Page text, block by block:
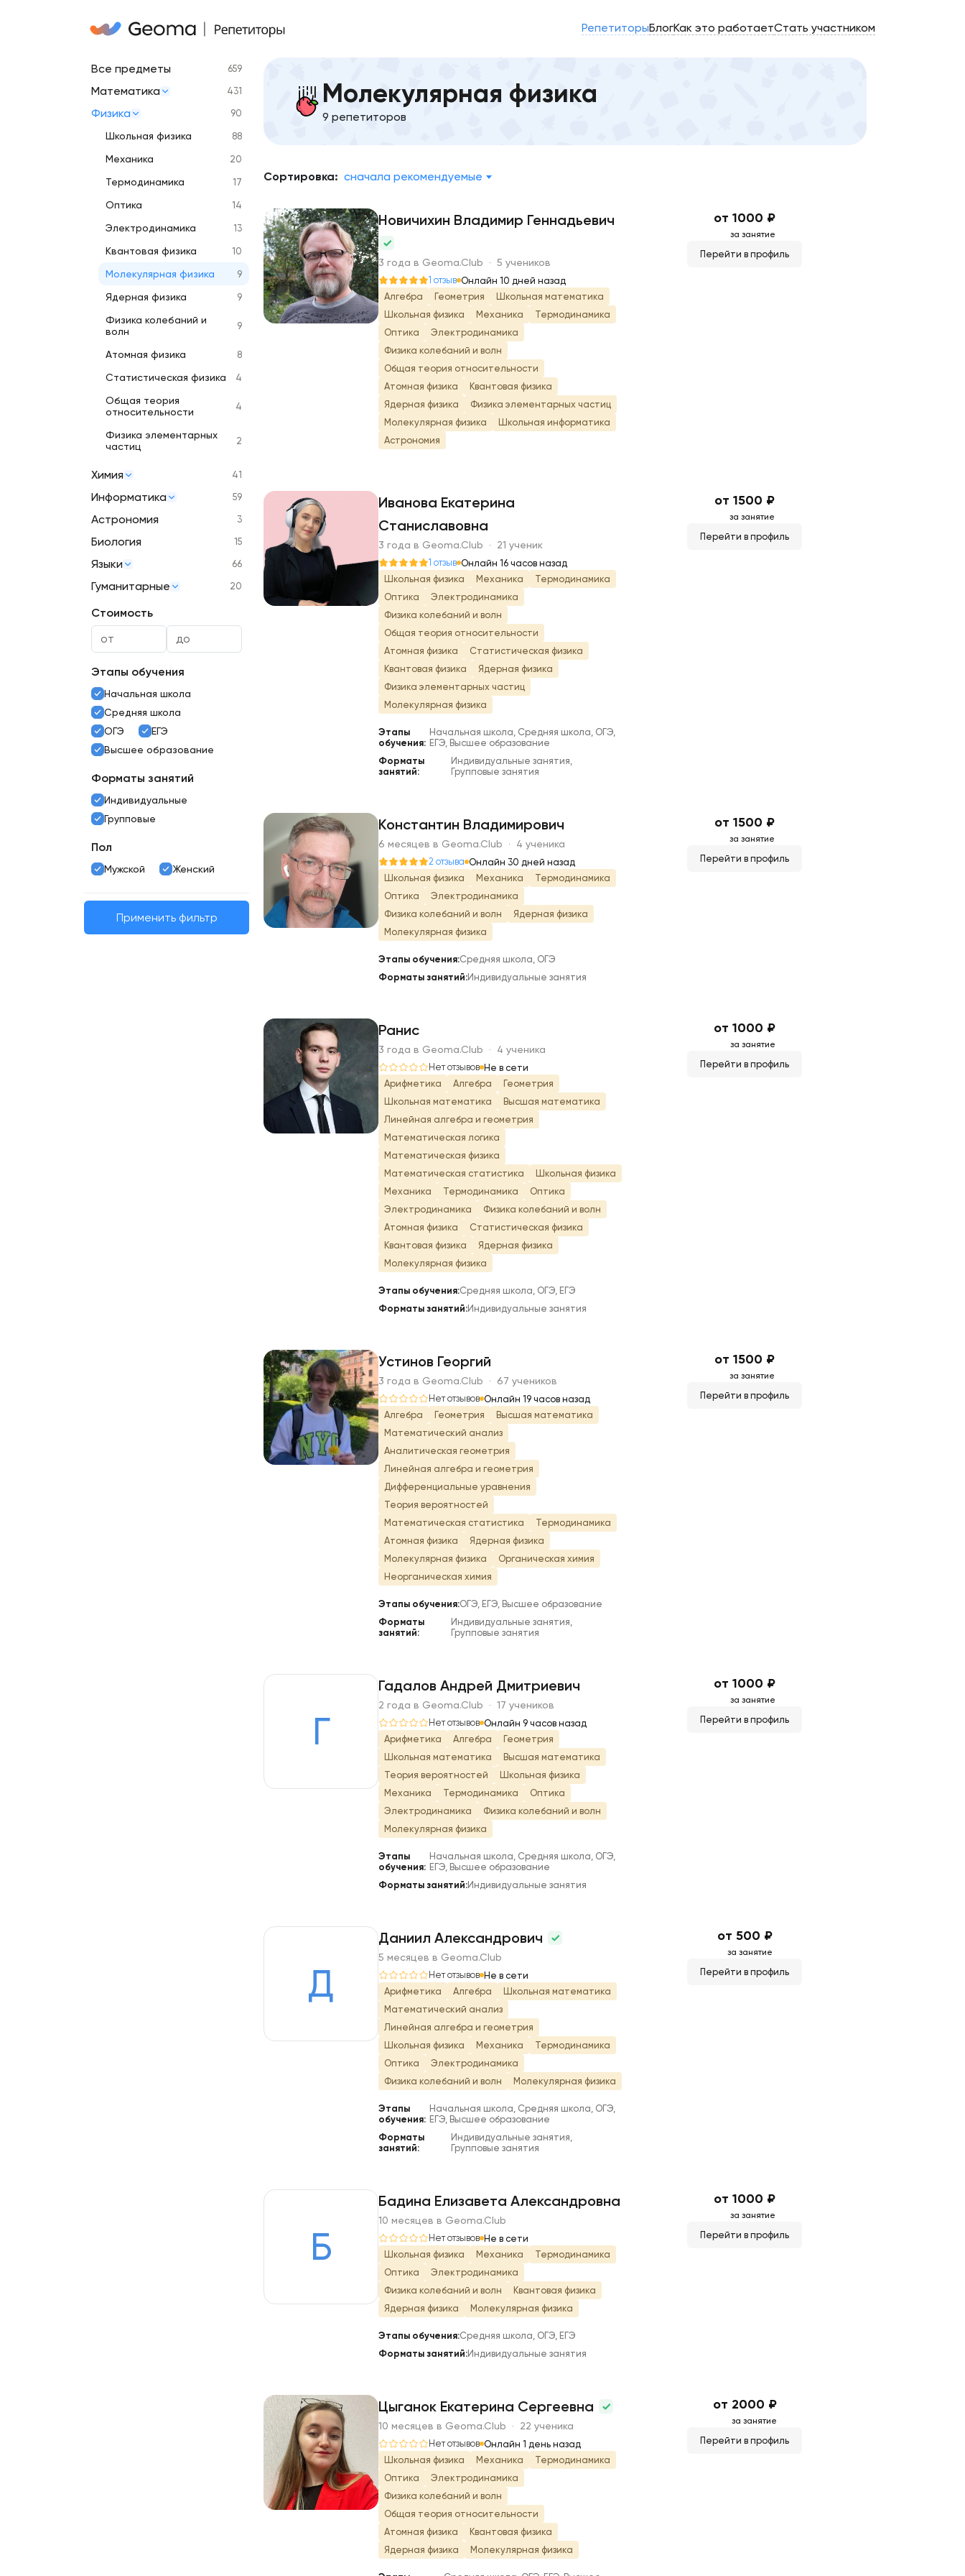
РепетиторыБлогКак это работаетСтать участником
Все предметы 659
Математика 431
Физика 90
Школьная физика 88
Механика 20
Термодинамика 17
Оптика 14
Электродинамика 13
Квантовая физика 10
Молекулярная физика 9
Ядерная физика 9
Физика колебаний и
волн
9
Атомная физика 8
Статистическая физика 4
Общая теория
относительности
4
Физика элементарных
частиц
2
Химия 41
Информатика 59
Астрономия 3
Биология 15
Языки 66
Гуманитарные 20
Стоимость
Этапы обучения
Начальная школа
Средняя школа
ОГЭ
ЕГЭ
Высшее образование
Форматы занятий
Индивидуальные
Групповые
Пол
Мужской Женский
Применить фильтр
Молекулярная физика
9 репетиторов
Сортировка: сначала рекомендуемые
Н
Новичихин Владимир Геннадьевич
3 года в Geoma.Club · 5 учеников
1 отзыв Онлайн 10 дней назад
Алгебра
Геометрия
Школьная математика
Школьная физика
Механика
Термодинамика
Оптика
Электродинамика
Физика колебаний и волн
Общая теория относительности
Атомная физика
Квантовая физика
Ядерная физика
Физика элементарных частиц
Молекулярная физика
Школьная информатика
Астрономия
от 1000 ₽
за занятие
Перейти в профиль
И
Иванова Екатерина
Станиславовна
3 года в Geoma.Club · 21 ученик
1 отзыв Онлайн 16 часов назад
Школьная физика
Механика
Термодинамика
Оптика
Электродинамика
Физика колебаний и волн
Общая теория относительности
Атомная физика
Статистическая физика
Квантовая физика
Ядерная физика
Физика элементарных частиц
Молекулярная физика
Этапы
обучения:
Начальная школа, Средняя школа, ОГЭ,
ЕГЭ, Высшее образование
Форматы
занятий:
Индивидуальные занятия,
Групповые занятия
от 1500 ₽
за занятие
Перейти в профиль
К
Константин Владимирович
6 месяцев в Geoma.Club · 4 ученика
2 отзыва Онлайн 30 дней назад
Школьная физика
Механика
Термодинамика
Оптика
Электродинамика
Физика колебаний и волн
Ядерная физика
Молекулярная физика
Этапы обучения:Средняя школа, ОГЭ
Форматы занятий:Индивидуальные занятия
от 1500 ₽
за занятие
Перейти в профиль
Р
Ранис
3 года в Geoma.Club · 4 ученика
Нет отзывов Не в сети
Арифметика
Алгебра
Геометрия
Школьная математика
Высшая математика
Линейная алгебра и геометрия
Математическая логика
Математическая физика
Математическая статистика
Школьная физика
Механика
Термодинамика
Оптика
Электродинамика
Физика колебаний и волн
Атомная физика
Статистическая физика
Квантовая физика
Ядерная физика
Молекулярная физика
Этапы обучения:Средняя школа, ОГЭ, ЕГЭ
Форматы занятий:Индивидуальные занятия
от 1000 ₽
за занятие
Перейти в профиль
У
Устинов Георгий
3 года в Geoma.Club · 67 учеников
Нет отзывов Онлайн 19 часов назад
Алгебра
Геометрия
Высшая математика
Математический анализ
Аналитическая геометрия
Линейная алгебра и геометрия
Дифференциальные уравнения
Теория вероятностей
Математическая статистика
Термодинамика
Атомная физика
Ядерная физика
Молекулярная физика
Органическая химия
Неорганическая химия
Этапы обучения:ОГЭ, ЕГЭ, Высшее образование
Форматы
занятий:
Индивидуальные занятия,
Групповые занятия
от 1500 ₽
за занятие
Перейти в профиль
Г
Гадалов Андрей Дмитриевич
2 года в Geoma.Club · 17 учеников
Нет отзывов Онлайн 9 часов назад
Арифметика
Алгебра
Геометрия
Школьная математика
Высшая математика
Теория вероятностей
Школьная физика
Механика
Термодинамика
Оптика
Электродинамика
Физика колебаний и волн
Молекулярная физика
Этапы
обучения:
Начальная школа, Средняя школа, ОГЭ,
ЕГЭ, Высшее образование
Форматы занятий:Индивидуальные занятия
от 1000 ₽
за занятие
Перейти в профиль
Д
Даниил Александрович
5 месяцев в Geoma.Club
Нет отзывов Не в сети
Арифметика
Алгебра
Школьная математика
Математический анализ
Линейная алгебра и геометрия
Школьная физика
Механика
Термодинамика
Оптика
Электродинамика
Физика колебаний и волн
Молекулярная физика
Этапы
обучения:
Начальная школа, Средняя школа, ОГЭ,
ЕГЭ, Высшее образование
Форматы
занятий:
Индивидуальные занятия,
Групповые занятия
от 500 ₽
за занятие
Перейти в профиль
Б
Бадина Елизавета Александровна
10 месяцев в Geoma.Club
Нет отзывов Не в сети
Школьная физика
Механика
Термодинамика
Оптика
Электродинамика
Физика колебаний и волн
Квантовая физика
Ядерная физика
Молекулярная физика
Этапы обучения:Средняя школа, ОГЭ, ЕГЭ
Форматы занятий:Индивидуальные занятия
от 1000 ₽
за занятие
Перейти в профиль
Ц
Цыганок Екатерина Сергеевна
10 месяцев в Geoma.Club · 22 ученика
Нет отзывов Онлайн 1 день назад
Школьная физика
Механика
Термодинамика
Оптика
Электродинамика
Физика колебаний и волн
Общая теория относительности
Атомная физика
Квантовая физика
Ядерная физика
Молекулярная физика
от 2000 ₽
за занятие
Перейти в профиль